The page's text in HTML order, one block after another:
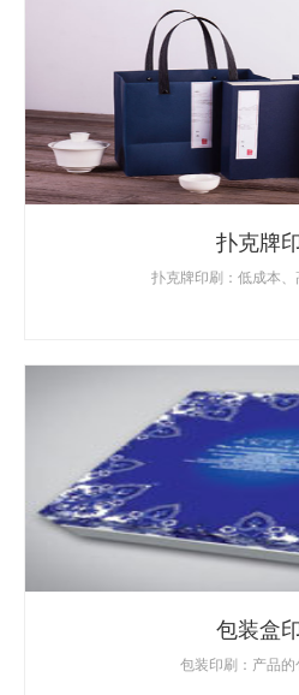
扑克牌
扑克牌印刷：低成本
包装盒
包装印刷：产品的